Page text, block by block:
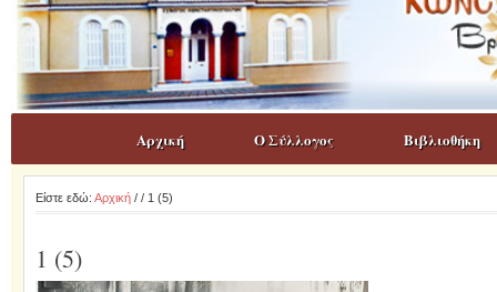
Αρχική Ο Σύλλογος Βιβλιοθήκη
Είστε εδώ: Αρχική/ / 1 (5)
1 (5)